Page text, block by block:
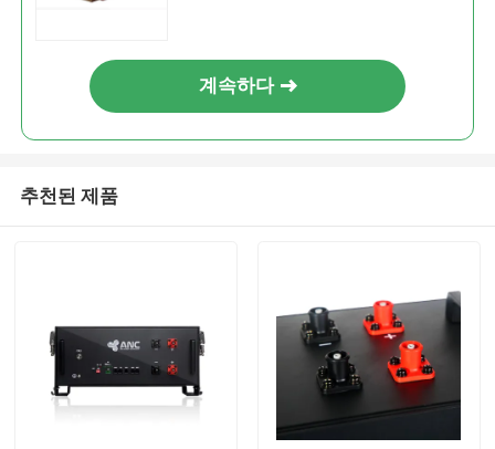
계속하다
추천된 제품